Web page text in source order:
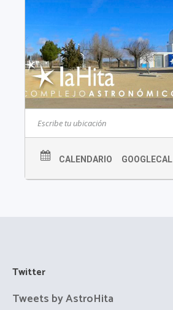
CALENDARIO GOOGLECAL
Twitter
Tweets by AstroHita